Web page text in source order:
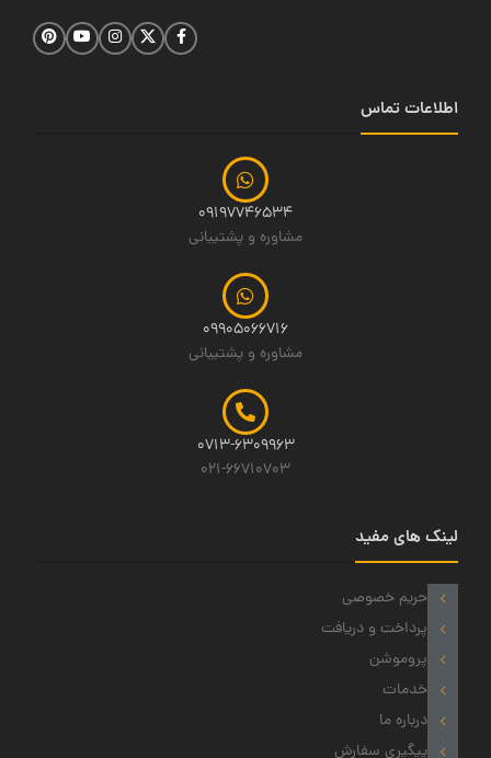
اطلاعات تماس
09197746534
مشاوره و پشتیبانی
09905066716
مشاوره و پشتیبانی
0713-6309963
021-66710703
لینک های مفید
حریم خصوصی
پرداخت و دریافت
پروموشن
خدمات
درباره ما
پیگیری سفارش